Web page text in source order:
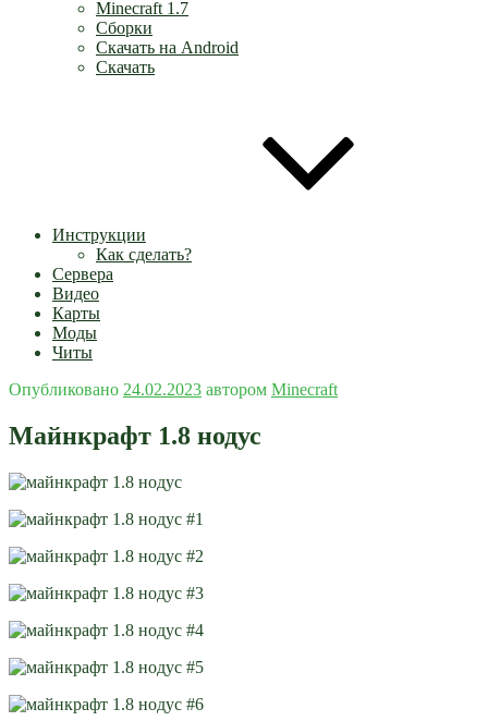
Minecraft 1.7
Сборки
Скачать на Android
Скачать
Инструкции
Как сделать?
Сервера
Видео
Карты
Моды
Читы
Опубликовано 24.02.2023 автором Minecraft
Майнкрафт 1.8 нодус